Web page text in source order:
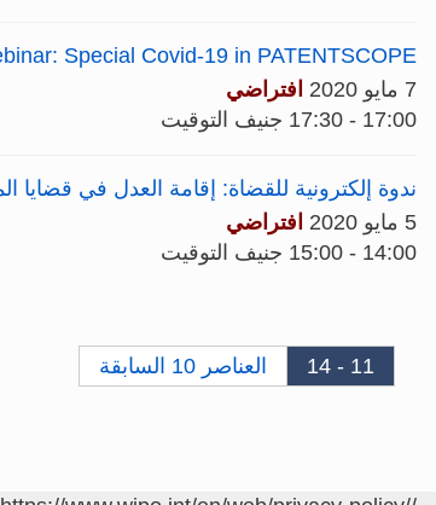
Special Covid-19 in PATENTSCOPE
7 مايو 2020
افتراضي
17:00 - 17:30 جنيف التوقيت
ندوة إلكترونية للقضاة: إقامة العدل في قضايا
5 مايو 2020
افتراضي
14:00 - 15:00 جنيف التوقيت
العناصر 10 السابقة 11 - 14